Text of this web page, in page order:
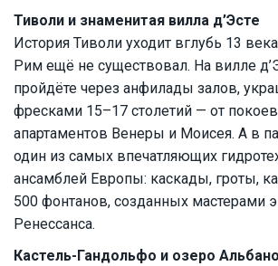
Тиволи и знаменитая вилла д’Эсте
История Тиволи уходит вглубь 13
Рим ещё не существовал. На вилле
пройдёте через анфилады залов,
фресками 15–17 столетий — от
апартаментов Венеры и Моисея. А в
один из самых впечатляющих
ансамблей Европы: каскады, гроты,
500 фонтанов, созданных мастерами
Ренессанса.
Кастель-Гандольфо и озеро Альбано